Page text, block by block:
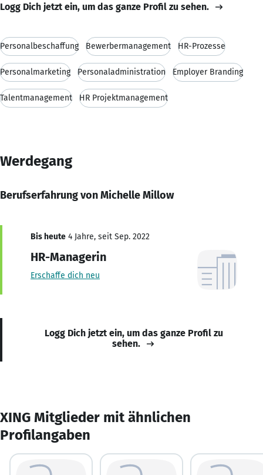
Logg Dich jetzt ein, um das ganze Profil zu sehen.
Personalbeschaffung Bewerbermanagement HR-Prozesse
Personalmarketing Personaladministration Employer Branding
Talentmanagement HR Projektmanagement
Werdegang
Berufserfahrung von Michelle Millow
Bis heute 4 Jahre, seit Sep. 2022
HR-Managerin
Erschaffe dich neu
Logg Dich jetzt ein, um das ganze Profil zu
sehen.
XING Mitglieder mit ähnlichen
Profilangaben